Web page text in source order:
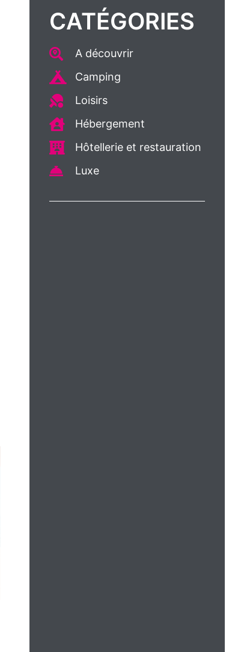
CATÉGORIES
A découvrir
Camping
Loisirs
Hébergement
Hôtellerie et restauration
Luxe